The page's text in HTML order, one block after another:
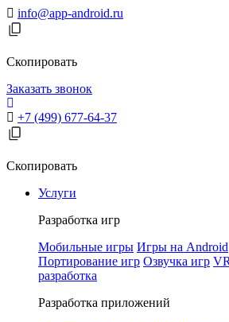
info@app-android.ru
Скопировать
Заказать звонок
+7 (499) 677-64-37
Скопировать
Услуги
Разработка игр
Мобильные игры Игры на Android
Портирование игр Озвучка игр
разработка
Разработка приложений